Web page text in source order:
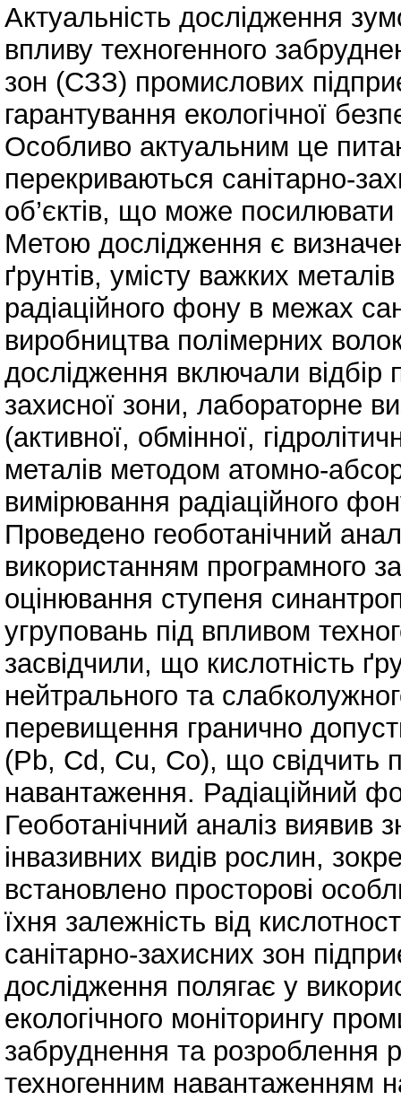
Актуальність дослідження
впливу техногенного
зон (СЗЗ) промислових
гарантування екологічної
Особливо актуальним це
перекриваються санітарно-
об’єктів, що може посилювати
Метою дослідження є
ґрунтів, умісту важких
радіаційного фону в межах
виробництва полімерних
дослідження включали відбір
захисної зони, лабораторне
(активної, обмінної,
металів методом атомно-
вимірювання радіаційного
Проведено геоботанічний
використанням програмного
оцінювання ступеня
угруповань під впливом
засвідчили, що кислотність
нейтрального та
перевищення гранично
(Pb, Cd, Cu, Co), що свідчить
навантаження. Радіаційний
Геоботанічний аналіз
інвазивних видів рослин,
встановлено просторові
їхня залежність від
санітарно-захисних зон
дослідження полягає у
екологічного моніторингу
забруднення та розроблення
техногенним навантаженням